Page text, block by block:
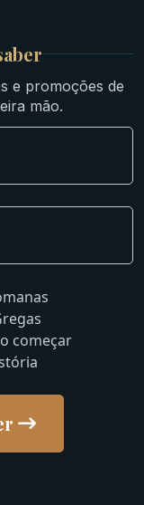
e promoções de
mão.
começar